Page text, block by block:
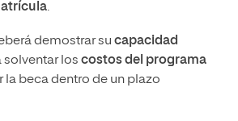
.
demostrar su capacidad
solventar los costos del programa
la beca dentro de un plazo